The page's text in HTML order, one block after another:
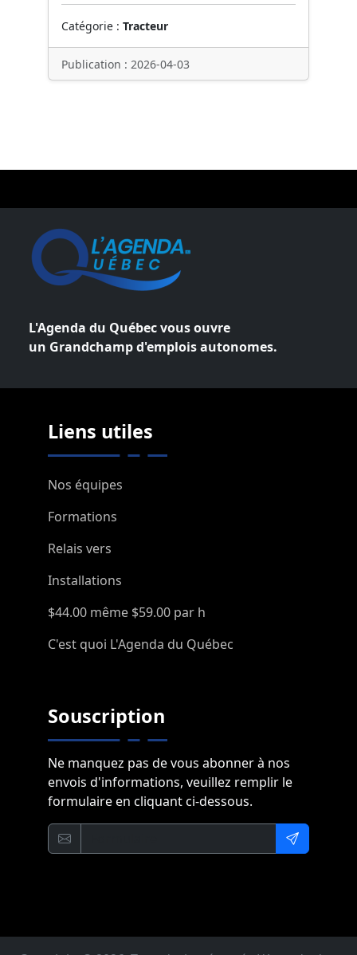
Catégorie : Tracteur
Publication : 2026-04-03
L'Agenda du Québec vous ouvre
un Grandchamp d'emplois autonomes.
Liens utiles
Nos équipes
Formations
Relais vers
Installations
$44.00 même $59.00 par h
C'est quoi L'Agenda du Québec
Souscription
Ne manquez pas de vous abonner à nos
envois d'informations, veuillez remplir le
formulaire en cliquant ci-dessous.